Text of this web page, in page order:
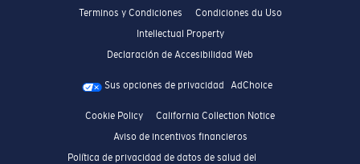
Terminos y Condiciones
Condiciones du Uso
Intellectual Property
Declaración de Accesibilidad Web
Sus opciones de privacidad AdChoice
Cookie Policy
California Collection Notice
Aviso de incentivos financieros
Política de privacidad de datos de salud del